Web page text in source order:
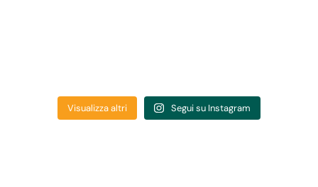
Visualizza altri Segui su Instagram